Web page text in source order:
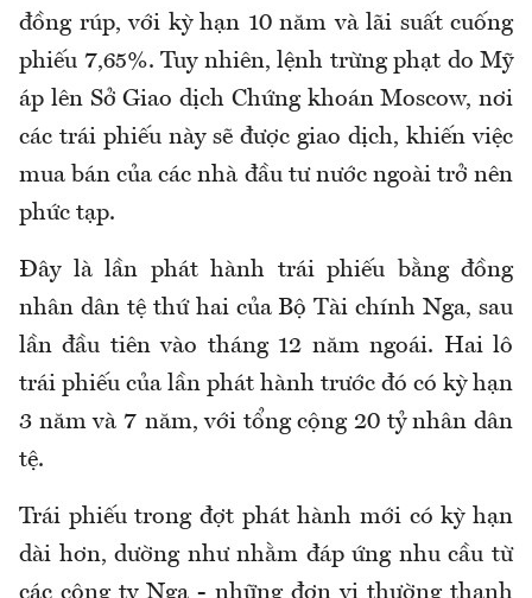
đồng rúp, với kỳ hạn 10 năm và lãi suất cuống
phiếu 7,65%. Tuy nhiên, lệnh trừng phạt do Mỹ
áp lên Sở Giao dịch Chứng khoán Moscow, nơi
các trái phiếu này sẽ được giao dịch, khiến việc
mua bán của các nhà đầu tư nước ngoài trở nên
phức tạp.
Đây là lần phát hành trái phiếu bằng đồng
nhân dân tệ thứ hai của Bộ Tài chính Nga, sau
lần đầu tiên vào tháng 12 năm ngoái. Hai lô
trái phiếu của lần phát hành trước đó có kỳ hạn
3 năm và 7 năm, với tổng cộng 20 tỷ nhân dân
tệ.
Trái phiếu trong đợt phát hành mới có kỳ hạn
dài hơn, dường như nhằm đáp ứng nhu cầu từ